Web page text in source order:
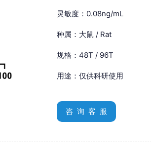
灵敏度：0.08ng/mL
种属：大鼠 / Rat
规格：48T / 96T
用途：仅供科研使用
咨 询 客 服